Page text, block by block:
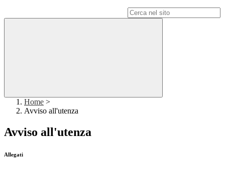
Home >
Avviso all'utenza
Avviso all'utenza
Allegati